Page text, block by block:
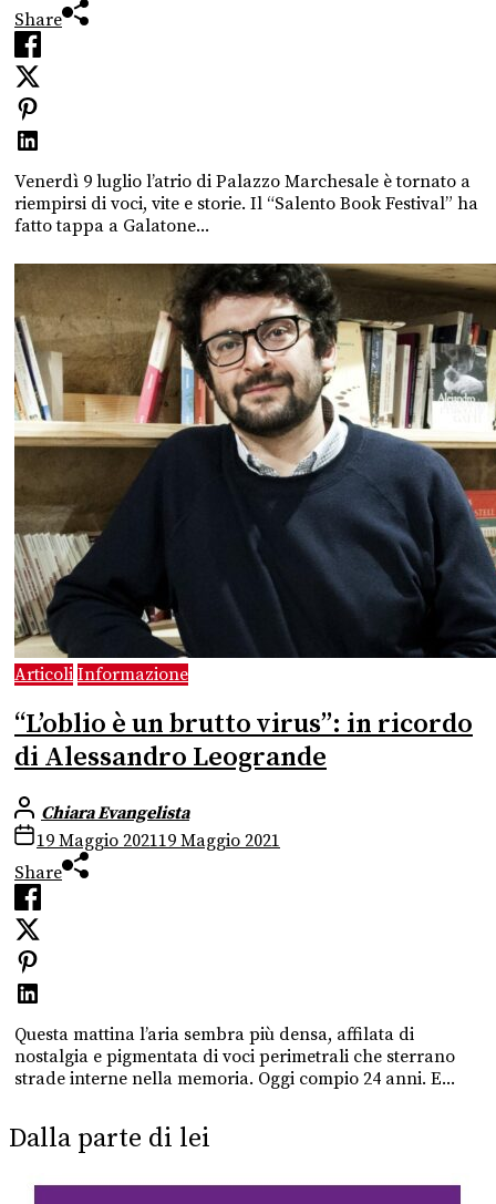
Share
Venerdì 9 luglio l’atrio di Palazzo Marchesale è tornato a
riempirsi di voci, vite e storie. Il “Salento Book Festival” ha
fatto tappa a Galatone...
Articoli Informazione
“L’oblio è un brutto virus”: in ricordo
di Alessandro Leogrande
Chiara Evangelista
19 Maggio 202119 Maggio 2021
Share
Questa mattina l’aria sembra più densa, affilata di
nostalgia e pigmentata di voci perimetrali che sterrano
strade interne nella memoria. Oggi compio 24 anni. E...
Dalla parte di lei